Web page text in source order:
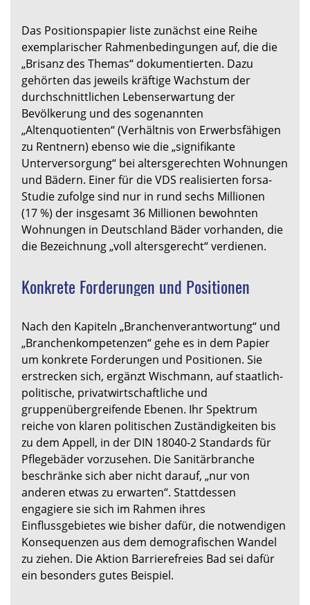
Das Positionspapier liste zunächst eine Reihe
exemplarischer Rahmenbedingungen auf, die die
„Brisanz des Themas“ dokumentierten. Dazu
gehörten das jeweils kräftige Wachstum der
durchschnittlichen Lebenserwartung der
Bevölkerung und des sogenannten
„Altenquotienten“ (Verhältnis von Erwerbsfähigen
zu Rentnern) ebenso wie die „signifikante
Unterversorgung“ bei altersgerechten Wohnungen
und Bädern. Einer für die VDS realisierten forsa-
Studie zufolge sind nur in rund sechs Millionen
(17 %) der insgesamt 36 Millionen bewohnten
Wohnungen in Deutschland Bäder vorhanden, die
die Bezeichnung „voll altersgerecht“ verdienen.
Konkrete Forderungen und Positionen
Nach den Kapiteln „Branchenverantwortung“ und
„Branchenkompetenzen“ gehe es in dem Papier
um konkrete Forderungen und Positionen. Sie
erstrecken sich, ergänzt Wischmann, auf staatlich-
politische, privatwirtschaftliche und
gruppenübergreifende Ebenen. Ihr Spektrum
reiche von klaren politischen Zuständigkeiten bis
zu dem Appell, in der DIN 18040-2 Standards für
Pflegebäder vorzusehen. Die Sanitärbranche
beschränke sich aber nicht darauf, „nur von
anderen etwas zu erwarten“. Stattdessen
engagiere sie sich im Rahmen ihres
Einflussgebietes wie bisher dafür, die notwendigen
Konsequenzen aus dem demografischen Wandel
zu ziehen. Die Aktion Barrierefreies Bad sei dafür
ein besonders gutes Beispiel.